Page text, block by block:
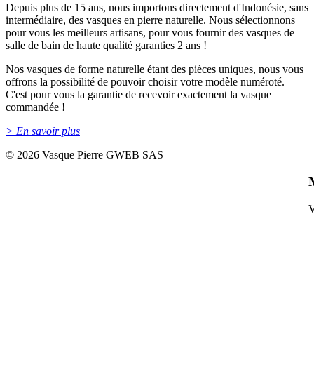
Depuis plus de 15 ans, nous importons directement d'Indonésie, sans
intermédiaire, des vasques en pierre naturelle. Nous sélectionnons
pour vous les meilleurs artisans, pour vous fournir des vasques de
salle de bain de haute qualité garanties 2 ans !
Nos vasques de forme naturelle étant des pièces uniques, nous vous
offrons la possibilité de pouvoir choisir votre modèle numéroté.
C'est pour vous la garantie de recevoir exactement la vasque
commandée !
> En savoir plus
© 2026 Vasque Pierre GWEB SAS